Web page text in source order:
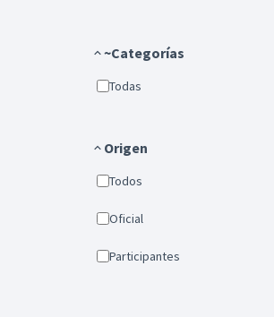
~Categorías
Todas
Origen
Todos
Oficial
Participantes